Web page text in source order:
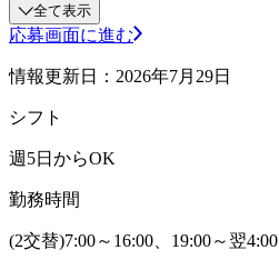
全て表示
応募画面に進む
情報更新日：2026年7月29日
シフト
週5日からOK
勤務時間
(2交替)7:00～16:00、19:00～翌4:00